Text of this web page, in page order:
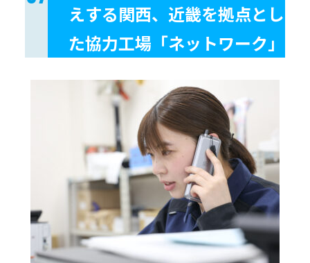
えする関西、近畿を拠点とし
た協力工場「ネットワーク」